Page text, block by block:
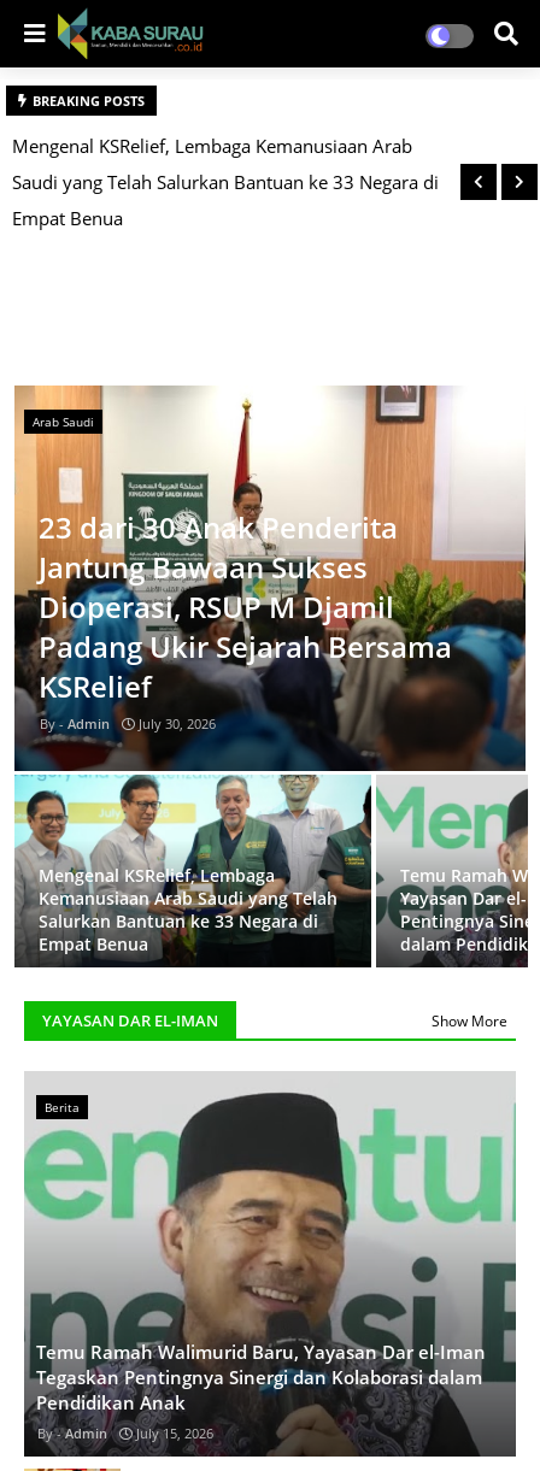
BREAKING POSTS
Temu Ramah Walimurid Baru, Yayasan Dar el-Iman
Tegaskan Pentingnya Sinergi dan Kolaborasi dalam
Pendidikan Anak
Arab Saudi
23 dari 30 Anak Penderita
Jantung Bawaan Sukses
Dioperasi, RSUP M Djamil
Padang Ukir Sejarah Bersama
KSRelief
Admin July 30, 2026
Mengenal KSRelief, Lembaga
Kemanusiaan Arab Saudi yang Telah
Salurkan Bantuan ke 33 Negara di
Empat Benua
Temu Ramah
Yayasan Dar el-
Pentingnya
dalam
YAYASAN DAR EL-IMAN Show More
Berita
Temu Ramah Walimurid Baru, Yayasan Dar el-Iman
Tegaskan Pentingnya Sinergi dan Kolaborasi dalam
Pendidikan Anak
Admin July 15, 2026